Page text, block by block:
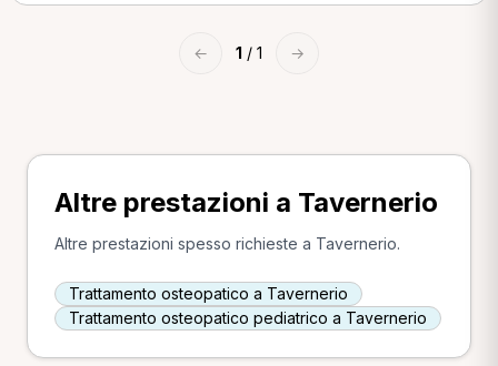
← 1 / 1 →
Altre prestazioni a Tavernerio
Altre prestazioni spesso richieste a Tavernerio.
Trattamento osteopatico a Tavernerio
Trattamento osteopatico pediatrico a Tavernerio